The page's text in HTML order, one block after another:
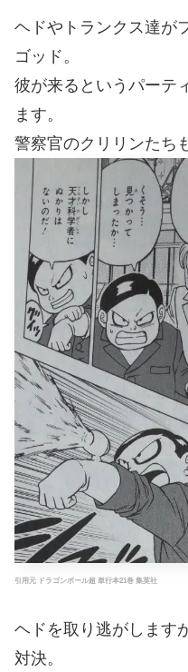
ヘドやトランクス達が
ゴッド。
彼が来るというパーテ
ます。
警察官のクリリンたち
引用元 ドラゴンボール超 単行本21巻 集英社
ヘドを取り逃がします
対決。